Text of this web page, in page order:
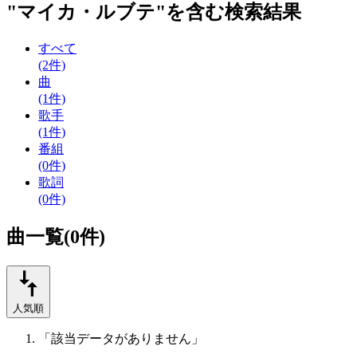
"マイカ・ルブテ"を含む検索結果
すべて
(2件)
曲
(1件)
歌手
(1件)
番組
(0件)
歌詞
(0件)
曲一覧(0件)
人気順
「該当データがありません」